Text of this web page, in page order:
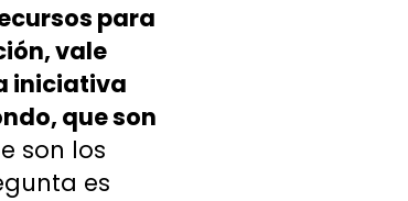
para
vale
iniciativa
que son
son los
es